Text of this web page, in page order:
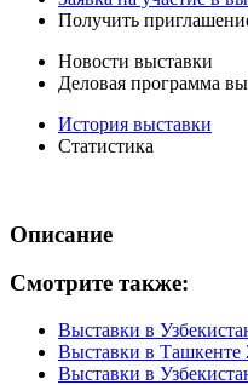
Получить
Новости выставки
Деловая программа
История выставки
Статистика
Описание
Смотрите также:
Выставки в
Выставки в Ташкенте
Выставки в